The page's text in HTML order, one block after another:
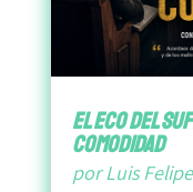
El Eco del
Comodidad
porLuis